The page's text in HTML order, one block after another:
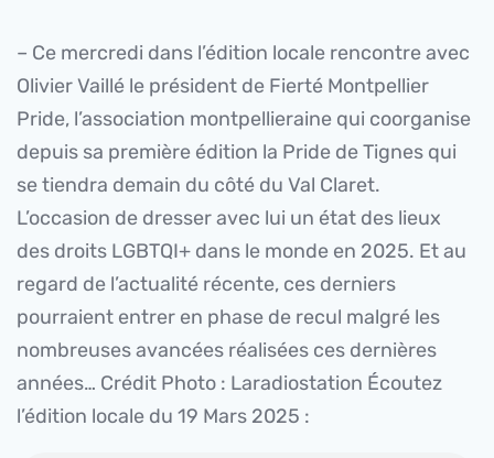
– Ce mercredi dans l’édition locale rencontre avec
Olivier Vaillé le président de Fierté Montpellier
Pride, l’association montpellieraine qui coorganise
depuis sa première édition la Pride de Tignes qui
se tiendra demain du côté du Val Claret.
L’occasion de dresser avec lui un état des lieux
des droits LGBTQI+ dans le monde en 2025. Et au
regard de l’actualité récente, ces derniers
pourraient entrer en phase de recul malgré les
nombreuses avancées réalisées ces dernières
années… Crédit Photo : Laradiostation Écoutez
l’édition locale du 19 Mars 2025 :